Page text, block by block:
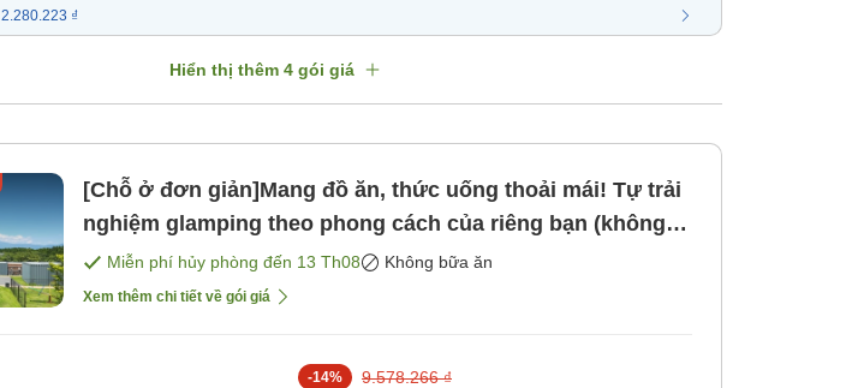
2.280.223 ₫
Hiển thị thêm 4 gói giá
[Chỗ ở đơn giản]Mang đồ ăn, thức uống thoải mái! Tự trải
nghiệm glamping theo phong cách của riêng bạn (không
bao gồm bữa ăn). [Không bao gồm bữa ăn]
Miễn phí hủy phòng đến 13 Th08 Không bữa ăn
Xem thêm chi tiết về gói giá
-14% 9.578.266 ₫